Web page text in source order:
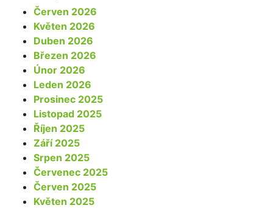
Červen 2026
Květen 2026
Duben 2026
Březen 2026
Únor 2026
Leden 2026
Prosinec 2025
Listopad 2025
Říjen 2025
Září 2025
Srpen 2025
Červenec 2025
Červen 2025
Květen 2025